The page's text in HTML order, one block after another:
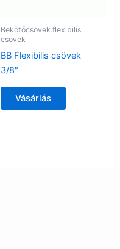
Bekötőcsövek.flexibilis
csövek
BB Flexibilis csövek
3/8″
Vásárlás